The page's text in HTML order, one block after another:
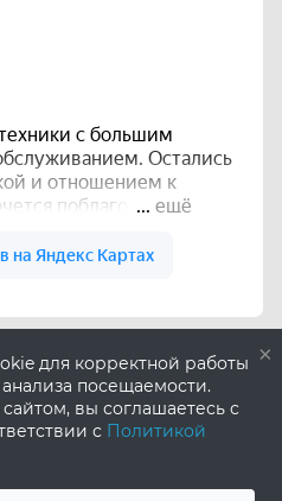
×
для корректной работы
посещаемости.
вы соглашаетесь с
с Политикой